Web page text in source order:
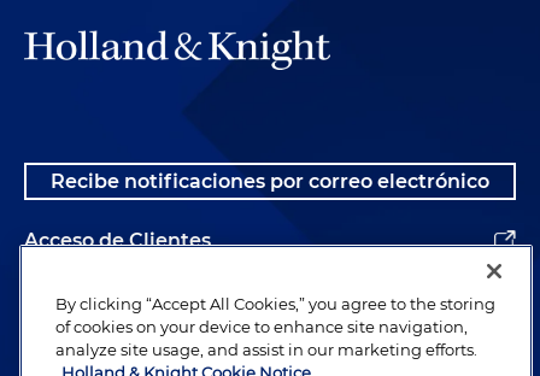
Recibe notificaciones por correo electrónico
Acceso de Clientes
Alumnos
By clicking “Accept All Cookies,” you agree to the storing
of cookies on your device to enhance site navigation,
analyze site usage, and assist in our marketing efforts.